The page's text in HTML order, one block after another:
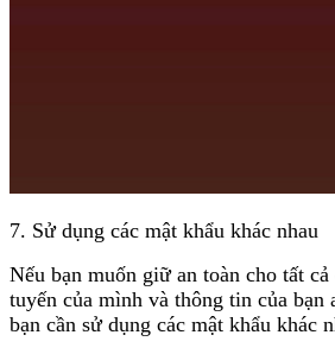
7. Sử dụng các mật khẩu khác nhau
Nếu bạn muốn giữ an toàn cho tất
tuyến của mình và thông tin của bạn
bạn cần sử dụng các mật khẩu khác